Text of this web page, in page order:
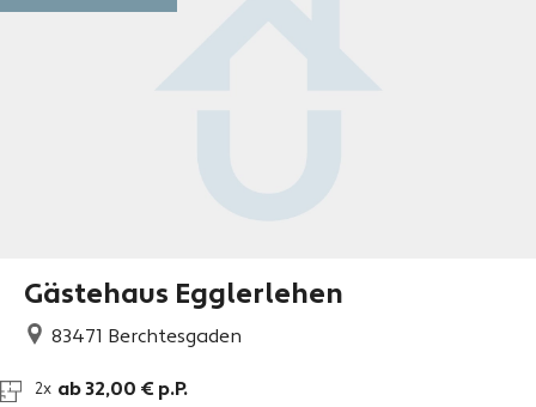
Gästehaus Egglerlehen
83471 Berchtesgaden
2x ab 32,00 € p.P.